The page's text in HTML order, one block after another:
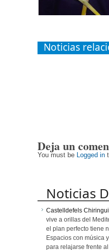
Noticias
Deja un
You must be Logged in
Noticias
Castelldefels
vive a orillas del
el plan perfecto tiene
Espacios con música
para relajarse frente al